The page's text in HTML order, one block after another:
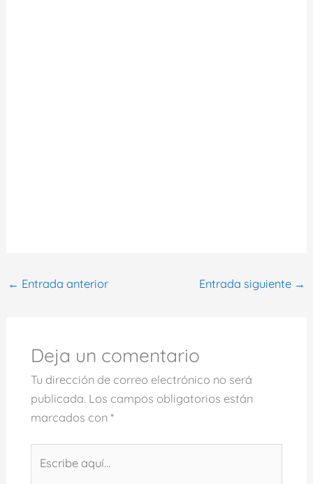
← Entrada anterior Entrada siguiente →
Deja un comentario
Tu dirección de correo electrónico no será
publicada. Los campos obligatorios están
marcados con *
aquí...